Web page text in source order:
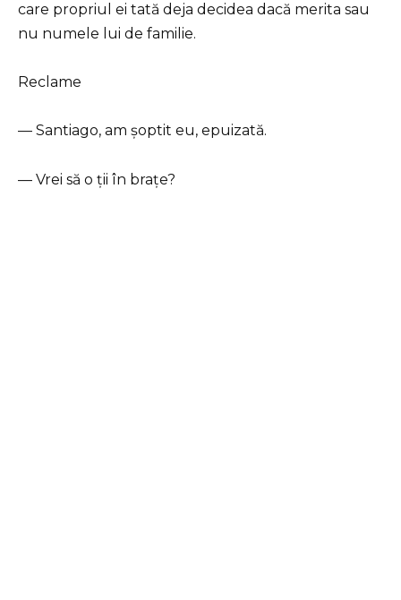
care propriul ei tată deja decidea dacă merita sau
nu numele lui de familie.
Reclame
— Santiago, am șoptit eu, epuizată.
— Vrei să o ții în brațe?